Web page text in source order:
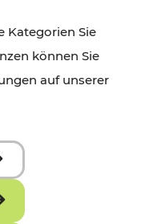
Kategorien Sie
können Sie
auf unserer